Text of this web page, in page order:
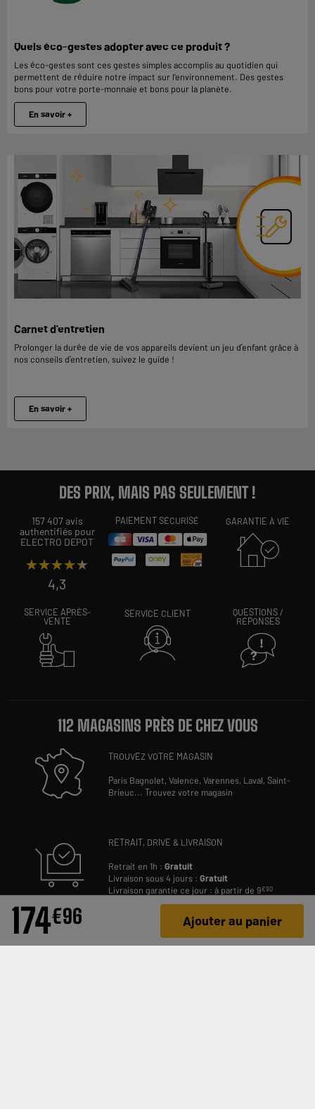
174€96 Ajouter au panier
Quels éco-gestes adopter avec ce produit ?
Les éco-gestes sont ces gestes simples accomplis au quotidien qui
permettent de réduire notre impact sur l'environnement. Des gestes
bons pour votre porte-monnaie et bons pour la planète.
En savoir +
Carnet d'entretien
Prolonger la durée de vie de vos appareils devient un jeu d’enfant grâce à
nos conseils d’entretien, suivez le guide !
En savoir +
DES PRIX, MAIS PAS SEULEMENT !
157 407 avis
authentifiés pour
ELECTRO DEPOT
★★★★★
★★★★★
4,3
PAIEMENT SÉCURISÉ GARANTIE À VIE
SERVICE APRÈS-
VENTE
SERVICE CLIENT
QUESTIONS /
RÉPONSES
112 MAGASINS PRÈS DE CHEZ VOUS
TROUVEZ VOTRE MAGASIN
Paris Bagnolet,Valence,Varennes, Laval,Saint-
Brieuc...Trouvez votre magasin
RETRAIT, DRIVE & LIVRAISON
Retrait en 1h :Gratuit
Livraison sous 4 jours :Gratuit
Livraison garantie ce jour : à partir de 9€90